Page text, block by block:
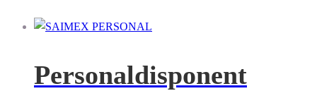
Personaldisponent